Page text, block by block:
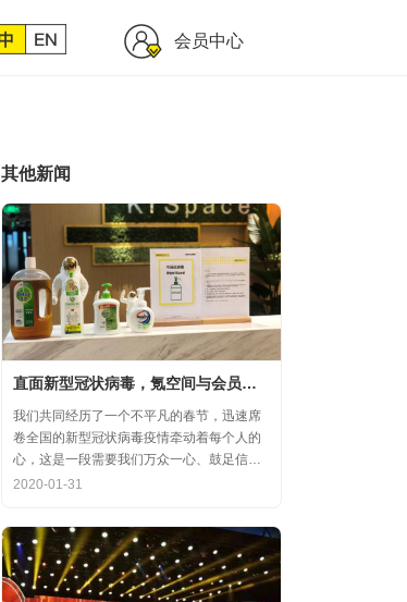
会员中心
其他新闻
直面新型冠状病毒，氪空间与会员协力共氪疫情
我们共同经历了一个不平凡的春节，迅速席
卷全国的新型冠状病毒疫情牵动着每个人的
心，这是一段需要我们万众一心、鼓足信心
的时期，氪空间希望和优秀的你们在一起，
2020-01-31